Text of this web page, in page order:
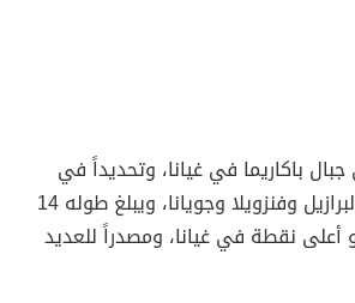
باكاريما في غيانا، وتحديداً في
نقطة التقاء حدود البرازيل وفنزويلا وجويانا، ويبلغ طوله 14
أعلى نقطة في غيانا، ومصدراً للعديد